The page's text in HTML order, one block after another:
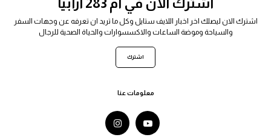
اشترك الان في ام 283 ارابيا
اشترك الان ليصلك اخر اخبار اللايف ستايل وكل ما تريد ان تعرفه عن وجهات السفر
والسياحة وموضة الساعات والاكسسوارات والحياة الصحية للرجال
اشترك
معلومات عنا